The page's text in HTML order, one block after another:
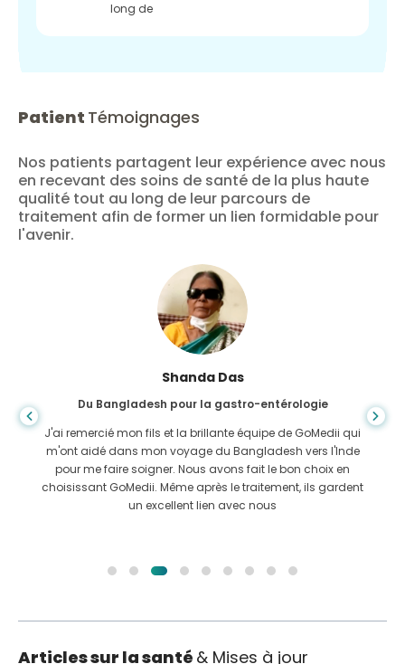
long de
Patient Témoignages
Nos patients partagent leur expérience avec nous
en recevant des soins de santé de la plus haute
qualité tout au long de leur parcours de
traitement afin de former un lien formidable pour
l'avenir.
Shanda Das
Du Bangladesh pour la gastro-entérologie
J'ai remercié mon fils et la brillante équipe de GoMedii qui
m'ont aidé dans mon voyage du Bangladesh vers l'Inde
pour me faire soigner. Nous avons fait le bon choix en
choisissant GoMedii. Même après le traitement, ils gardent
un excellent lien avec nous
Articles sur la santé & Mises à jour